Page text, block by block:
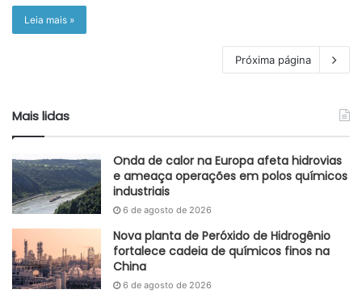
Leia mais »
Próxima página
Mais lidas
Onda de calor na Europa afeta hidrovias
e ameaça operações em polos químicos
industriais
6 de agosto de 2026
Nova planta de Peróxido de Hidrogênio
fortalece cadeia de químicos finos na
China
6 de agosto de 2026